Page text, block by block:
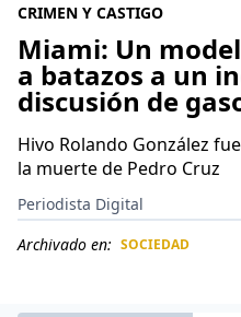
CRIMEN Y CASTIGO
Miami: Un
a batazos a un
discusión de
Hivo Rolando González
la muerte de Pedro Cruz
Periodista Digital
Archivado en: SOCIEDAD